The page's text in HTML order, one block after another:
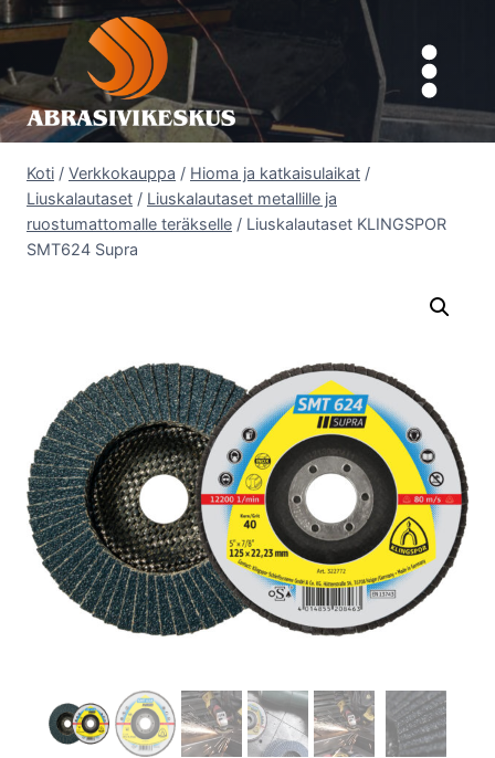
Siirry
sisältöön
Koti / Verkkokauppa / Hioma ja katkaisulaikat /
Liuskalautaset / Liuskalautaset metallille ja
ruostumattomalle teräkselle / Liuskalautaset KLINGSPOR
SMT624 Supra